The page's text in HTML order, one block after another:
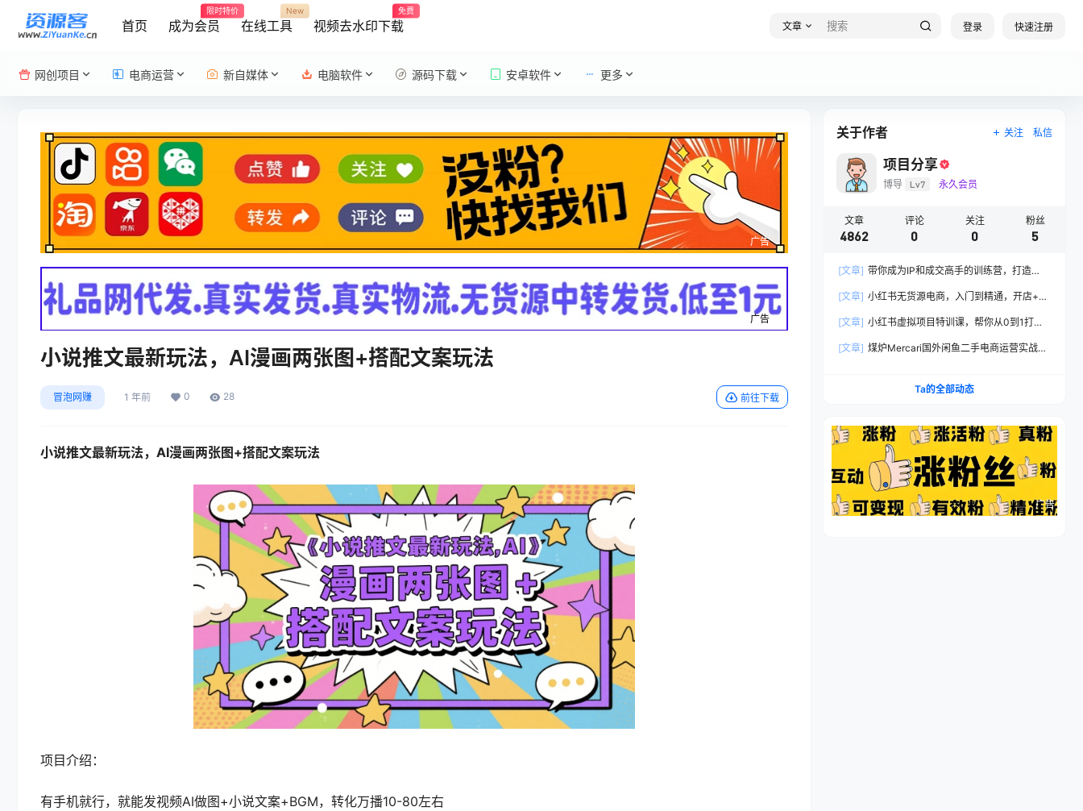
首页 成为会员
限时特价
在线工具
New
视频去水印下载
免费
文章 登录 快速注册
网创项目 电商运营 新自媒体 电脑软件 源码下载 安卓软件 更多
广告
广告
小说推文最新玩法，AI漫画两张图+搭配文案玩法
冒泡网赚 1 年前 0 28 前往下载
小说推文最新玩法 ，AI漫画两张图+搭配文案玩法
项目介绍：
有手机就行，就能发视频AI做图+小说文案+BGM，转化万播10-80左右
关于作者 关注 私信
项目分享
博导 Lv7 永久会员
文章
4862
评论
0
关注
0
粉丝
5
[文章] 带你成为IP和成交高手的训练营，打造
[文章] 小红书无货源电商，入门到精通，开店+选
[文章] 小红书虚拟项目特训课，帮你从0到1打造
[文章] 煤炉Mercari国外闲鱼二手电商运营实战全
Ta的全部动态
广告